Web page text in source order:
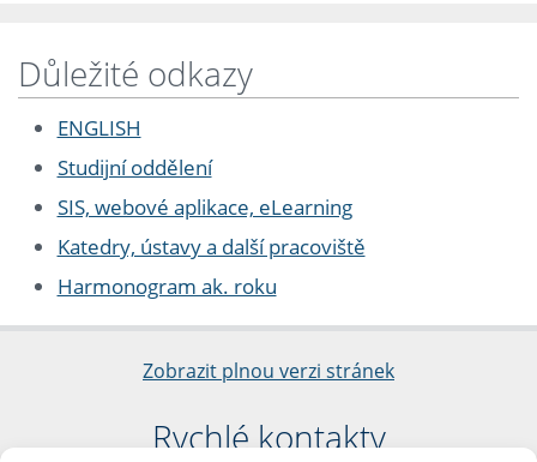
Důležité odkazy
ENGLISH
Studijní oddělení
SIS, webové aplikace, eLearning
Katedry, ústavy a další pracoviště
Harmonogram ak. roku
Zobrazit plnou verzi stránek
Rychlé kontakty